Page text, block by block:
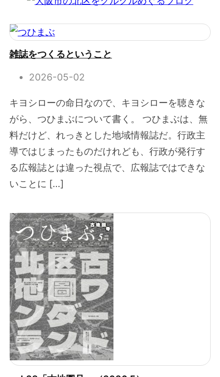
雑誌をつくるということ
2026-05-02
キヨシローの命日なので、キヨシローを聴きな
がら、つひまぶについて書く。 つひまぶは、無
料だけど、れっきとした地域情報誌だ。行政主
導ではじまったものだけれども、行政が発行す
る広報誌とは違った視点で、広報誌ではできな
いことに […]